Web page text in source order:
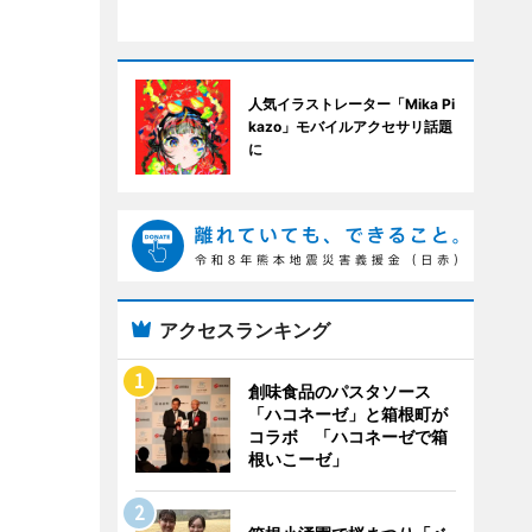
人気イラストレーター「Mika Pi
kazo」モバイルアクセサリ話題
に
アクセスランキング
創味食品のパスタソース
「ハコネーゼ」と箱根町が
コラボ 「ハコネーゼで箱
根いこーゼ」